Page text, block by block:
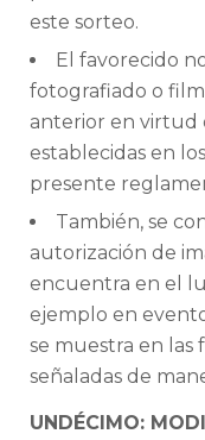
este sorteo.
El favorecido
fotografiado o
anterior en virtud
establecidas en
presente
También, se
autorización de
encuentra en el
ejemplo en
se muestra en
señaladas de
UNDÉCIMO: